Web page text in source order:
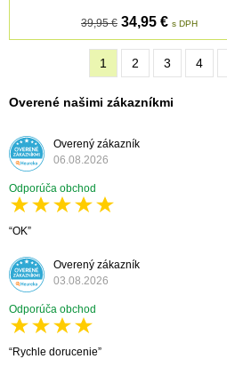
39,95 € 34,95 € s DPH
1 2 3 4
Overené našimi zákazníkmi
Overený zákazník
06.08.2026
Odporúča obchod
OK
Overený zákazník
03.08.2026
Odporúča obchod
Rychle dorucenie